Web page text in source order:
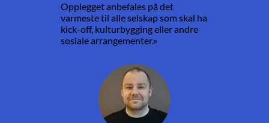
Opplegget anbefales på det
varmeste til alle selskap som skal ha
kick-off, kulturbygging eller andre
sosiale arrangementer.»